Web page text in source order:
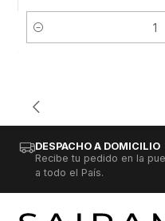
Cantidad
DESPACHO A DOMICILIO
Recibe tu pedido en la
a todo el País.